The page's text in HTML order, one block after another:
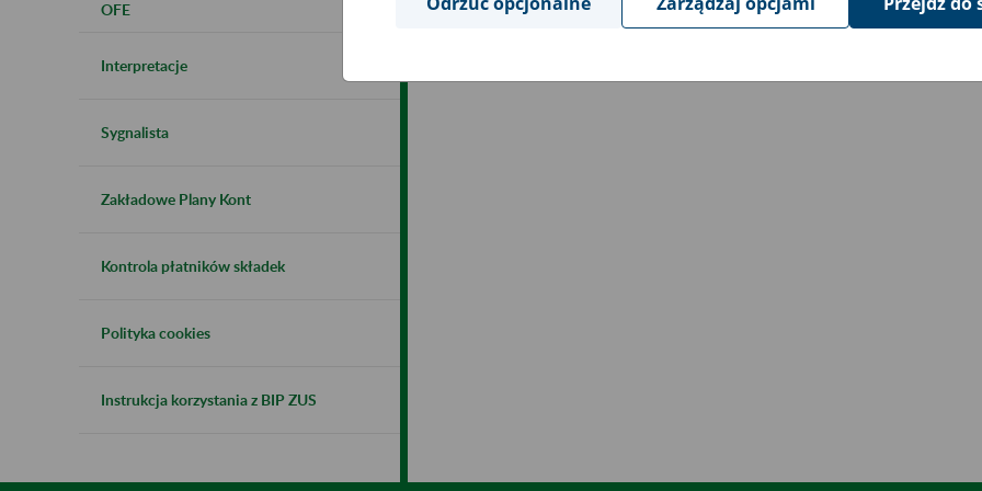
OFE
Interpretacje
Sygnalista
Zakładowe Plany Kont
Kontrola płatników składek
Polityka cookies
Instrukcja korzystania z BIP ZUS